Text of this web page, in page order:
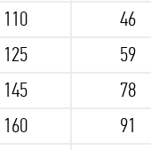
110
46
125
59
145
78
160
91